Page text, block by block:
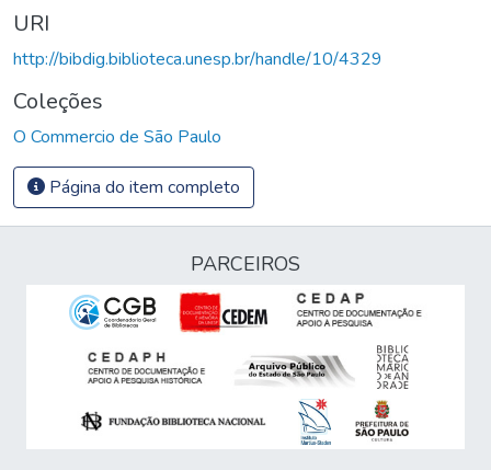
URI
http://bibdig.biblioteca.unesp.br/handle/10/4329
Coleções
O Commercio de São Paulo
Página do item completo
PARCEIROS